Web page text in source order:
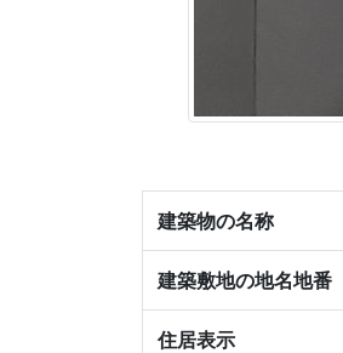
建築物の名称
建築敷地の地名地番
住居表示